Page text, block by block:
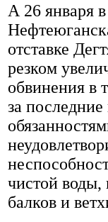
А 26 января
отставке
резком
обвинения в
за
чистой
балков и